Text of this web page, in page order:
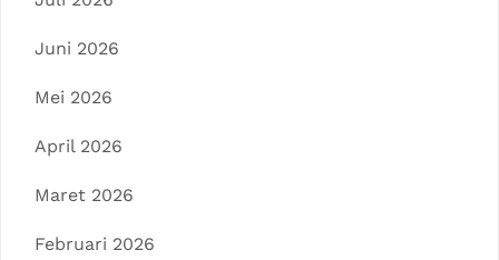
Juni 2026
Mei 2026
April 2026
Maret 2026
Februari 2026